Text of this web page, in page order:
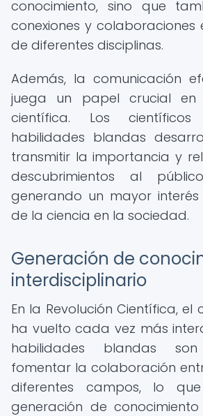
conocimiento, sino que
conexiones y colaboraciones
de diferentes disciplinas.
Además, la comunicación
juega un papel crucial en
científica. Los
habilidades blandas
transmitir la importancia y
descubrimientos al
generando un mayor
de la ciencia en la sociedad.
Generación de
interdisciplinario
En la Revolución Científica, el
ha vuelto cada vez más
habilidades blandas
fomentar la colaboración
diferentes campos, lo
generación de